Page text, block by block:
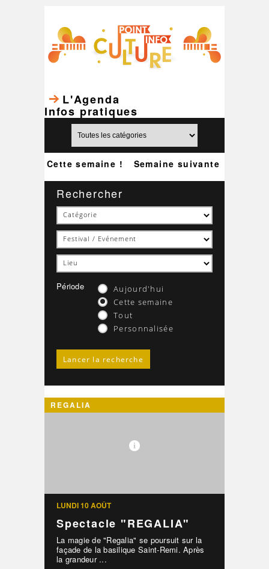
L'Agenda
Infos pratiques
Semaine suivante
Cette semaine !
Rechercher
Période
Aujourd'hui
Cette semaine
Tout
Personnalisée
REGALIA
LUNDI 10 AOÛT
Spectacle "REGALIA"
La magie de "Regalia" se poursuit sur la
façade de la basilique Saint-Remi. Après
la grandeur ...